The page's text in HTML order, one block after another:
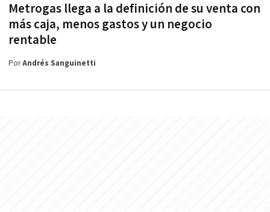
Metrogas llega a la definición de su venta con
más caja, menos gastos y un negocio
rentable
PorAndrés Sanguinetti